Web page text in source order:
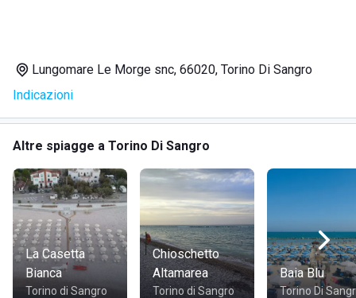
divertimento.
DOVE SI TROVA CAVALLINO AZZURRO
La struttura è situata aTorino di Sangro
Chieti.
COME RAGGIUNGERE CAVALLINO AZZURRO
Lo stabilimento si può raggiungere tramite il lungomare,
dunque si trova nelle vicinanze del centro abitato;
facilmente raggiungibile a piedi, in bicicletta, in auto o con i
Lungomare Le Morge snc, 66020, Torino Di Sangro
Indicazioni
Altre spiagge a Torino Di Sangro
La Casetta
Bianca
Torino di Sangro
Chioschetto
Altamarea
Torino di Sangro
Baia Blu
Torino Di